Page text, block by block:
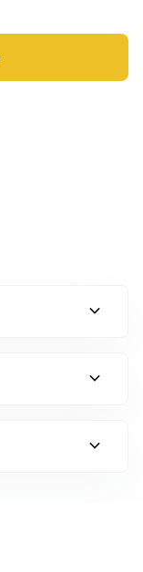
expand_more
expand_more
expand_more